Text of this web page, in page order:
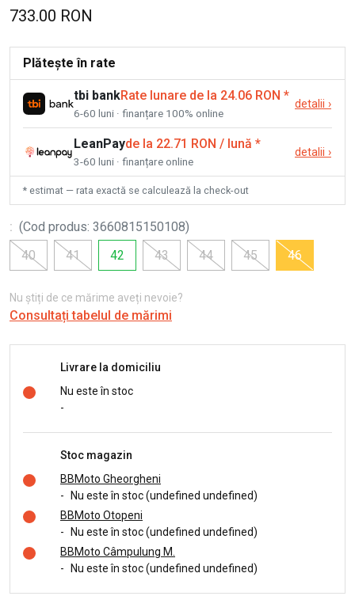
733.00 RON
Plătește în rate
tbi bankRate lunare de la 24.06 RON *
6-60 luni · finanțare 100% online
detalii ›
LeanPayde la 22.71 RON / lună *
3-60 luni · finanțare online
detalii ›
* estimat — rata exactă se calculează la check-out
: (Cod produs: 3660815150108)
40
41 42 43 44 45 46
Nu știți de ce mărime aveți nevoie?
Consultați tabelul de mărimi
Livrare la domiciliu
Nu este în stoc
-
Stoc magazin
BBMoto Gheorgheni
-
Nu este în stoc (undefined undefined)
BBMoto Otopeni
-
Nu este în stoc (undefined undefined)
BBMoto Câmpulung M.
-
Nu este în stoc (undefined undefined)